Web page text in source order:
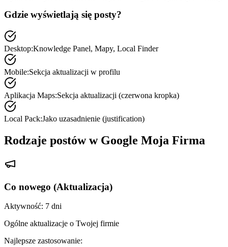
Gdzie wyświetlają się posty?
Desktop:Knowledge Panel, Mapy, Local Finder
Mobile:Sekcja aktualizacji w profilu
Aplikacja Maps:Sekcja aktualizacji (czerwona kropka)
Local Pack:Jako uzasadnienie (justification)
Rodzaje postów w Google Moja Firma
Co nowego (Aktualizacja)
Aktywność: 7 dni
Ogólne aktualizacje o Twojej firmie
Najlepsze zastosowanie: